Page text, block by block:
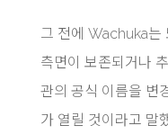
그 전에 Wachuka는
측면이 보존되거나
관의 공식 이름을 변
가 열릴 것이라고 말